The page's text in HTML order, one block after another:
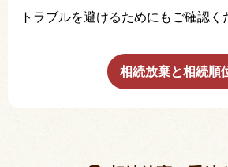
トラブルを避けるためにもご確認く
相続放棄と相続順